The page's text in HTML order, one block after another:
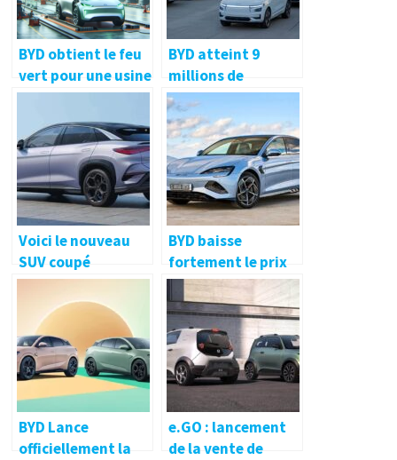
BYD obtient le feu
vert pour une usine
de véhicules
électriques en
Turquie malgré les
risques
BYD atteint 9
millions de
véhicules à énergie
nouvelle, dont 1
million construits
au cours des 3
derniers mois
Voici le nouveau
SUV coupé
électrique que BYD
va dévoiler au
Mondial de
l’Automobile de
Paris, la Tesla
Model Y en ligne de
mire
BYD baisse
fortement le prix
de sa BYD Seal,
mais il y a un mais
BYD Lance
officiellement la
e.GO : lancement
de la vente de